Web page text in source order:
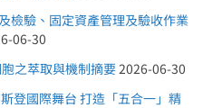
檢驗、固定資產管理及驗收作業
06-30
之萃取與機制摘要 2026-06-30
登國際舞台 打造「五合一」精